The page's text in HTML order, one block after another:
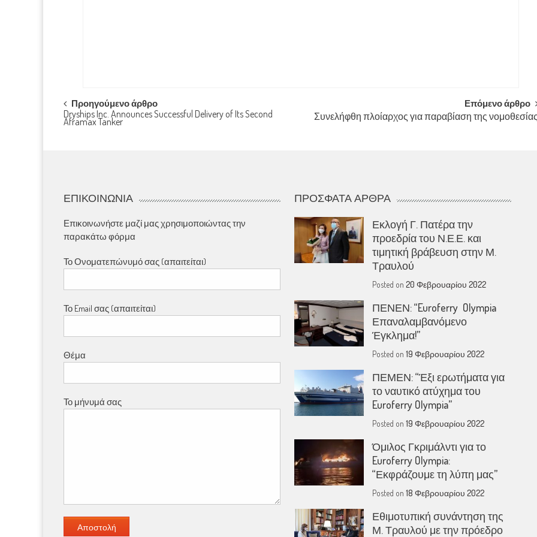
Post
navigation
Προηγούμενο άρθρο
Dryships Inc. Announces Successful Delivery of Its Second
Aframax Tanker
Επόμενο άρθρο
Συνελήφθη πλοίαρχος για παραβίαση της
ΕΠΙΚΟΙΝΩΝΊΑ
Επικοινωνήστε μαζί μας χρησιμοποιώντας την
παρακάτω φόρμα
Το Ονοματεπώνυμό σας (απαιτείται)
Το Email σας (απαιτείται)
Θέμα
Το μήνυμά σας
ΠΡΌΣΦΑΤΑ ΆΡΘΡΑ
Εκλογή Γ. Πατέρα την
προεδρία του Ν.Ε.Ε. και
τιμητική βράβευση στην Μ.
Τραυλού
Posted on20 Φεβρουαρίου 2022
ΠΕΝΕΝ: “Euroferry Olympia
Επαναλαμβανόμενο
Έγκλημα!”
Posted on19 Φεβρουαρίου 2022
ΠΕΜΕΝ: “Έξι ερωτήματα για
το ναυτικό ατύχημα του
Euroferry Olympia”
Posted on19 Φεβρουαρίου 2022
Όμιλος Γκριμάλντι για το
Euroferry Olympia:
“Εκφράζουμε τη λύπη μας”
Posted on18 Φεβρουαρίου 2022
Εθιμοτυπική συνάντηση της
Μ. Τραυλού με την πρόεδρο